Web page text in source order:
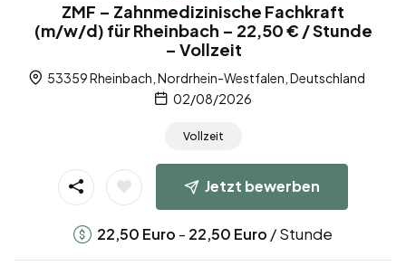
ZMF – Zahnmedizinische Fachkraft
(m/w/d) für Rheinbach – 22,50 € / Stunde
– Vollzeit
53359 Rheinbach, Nordrhein-Westfalen, Deutschland
02/08/2026
Vollzeit
Jetzt bewerben
22,50 Euro - 22,50 Euro / Stunde